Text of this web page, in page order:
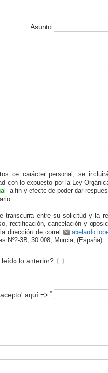
Asunto
de carácter personal, se
con lo expuesto por la Ley
- a fin y efecto de poder dar
transcurra entre su solicitud y la
rectificación, cancelación y
dirección de correl
Nº2-3B, 30.008, Murcia, (España).
leído lo anterior?
aquí => *